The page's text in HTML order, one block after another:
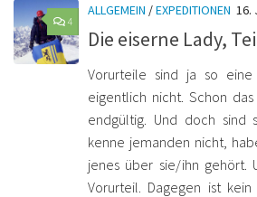
4
ALLGEMEIN /EXPEDITIONEN 16.
Die eiserne Lady,
Vorurteile sind ja so
eigentlich nicht. Schon
endgültig. Und doch sind
kenne jemanden nicht,
jenes über sie/ihn gehört.
Vorurteil. Dagegen ist